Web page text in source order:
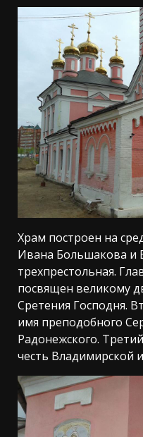
Храм построен на
Ивана Большакова и
трехпрестольная.
посвящен великому
Сретения Господня.
имя преподобного
Радонежского.
честь Владимирской